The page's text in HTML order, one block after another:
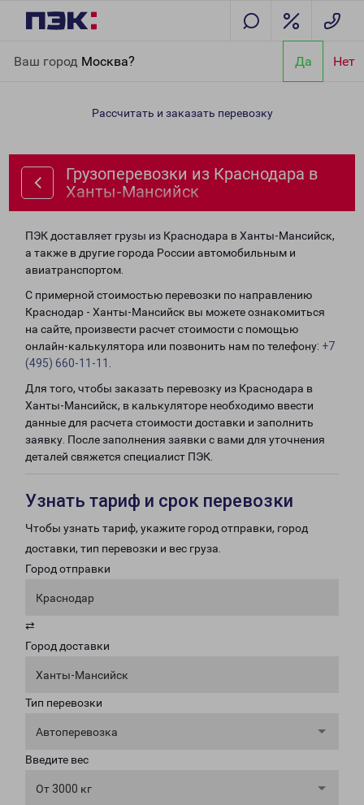
Ваш город Москва? Да Нет
Ханты-Мансийск
Рассчитать и заказать перевозку
Грузоперевозки из Краснодара в
Ханты-Мансийск
ПЭК доставляет грузы из Краснодара в Ханты-Мансийск,
а также в другие города России автомобильным и
авиатранспортом.
С примерной стоимостью перевозки по направлению
Краснодар - Ханты-Мансийск вы можете ознакомиться
на сайте, произвести расчет стоимости с помощью
онлайн-калькулятора или позвонить нам по телефону: +7
(495) 660-11-11
Для того, чтобы заказать перевозку из Краснодара в
Ханты-Мансийск, в калькуляторе необходимо ввести
данные для расчета стоимости доставки и заполнить
заявку. После заполнения заявки с вами для уточнения
деталей свяжется специалист ПЭК.
Узнать тариф и срок перевозки
Чтобы узнать тариф, укажите город отправки, город
доставки, тип перевозки и вес груза.
Город отправки
Краснодар
⇄
Город доставки
Ханты-Мансийск
Тип перевозки
Автоперевозка
Введите вес
От 3000 кг